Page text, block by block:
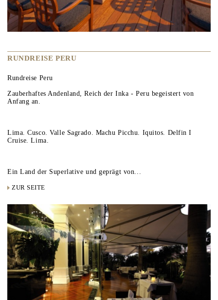
RUNDREISE PERU
Rundreise Peru
Zauberhaftes Andenland, Reich der Inka - Peru begeistert von
Anfang an.
Lima. Cusco. Valle Sagrado. Machu Picchu. Iquitos. Delfin I
Cruise. Lima.
Ein Land der Superlative und geprägt von...
ZUR SEITE